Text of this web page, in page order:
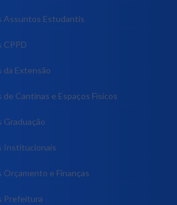
Assuntos Estudantis
CPPD
da Extensão
de Cantinas e Espaços Físicos
Graduação
Institucionais
Orçamento e Finanças
Prefeitura